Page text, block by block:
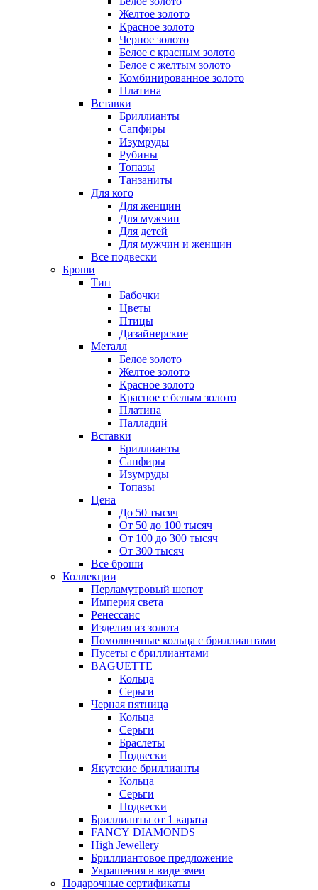
Желтое золото
Красное золото
Черное золото
Белое с красным золото
Белое с желтым золото
Комбинированное золото
Платина
Вставки
Бриллианты
Сапфиры
Изумруды
Рубины
Топазы
Танзаниты
Для кого
Для женщин
Для мужчин
Для детей
Для мужчин и женщин
Все подвески
Броши
Тип
Бабочки
Цветы
Птицы
Дизайнерские
Металл
Белое золото
Желтое золото
Красное золото
Красное с белым золото
Платина
Палладий
Вставки
Бриллианты
Сапфиры
Изумруды
Топазы
Цена
До 50 тысяч
От 50 до 100 тысяч
От 100 до 300 тысяч
От 300 тысяч
Все броши
Коллекции
Перламутровый шепот
Империя света
Ренессанс
Изделия из золота
Помолвочные кольца с бриллиантами
Пусеты с бриллиантами
BAGUETTE
Кольца
Серьги
Черная пятница
Кольца
Серьги
Браслеты
Подвески
Якутские бриллианты
Кольца
Серьги
Подвески
Бриллианты от 1 карата
FANCY DIAMONDS
High Jewellery
Бриллиантовое предложение
Украшения в виде змеи
Подарочные сертификаты